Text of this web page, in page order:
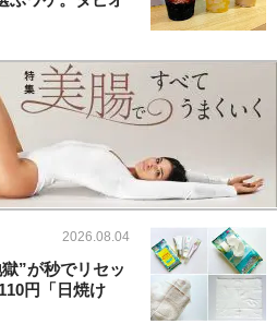
2026.08.04
”が秒でリセッ
円「日焼け